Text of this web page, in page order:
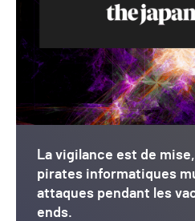
La vigilance est de
pirates informatiques
attaques pendant les
ends.